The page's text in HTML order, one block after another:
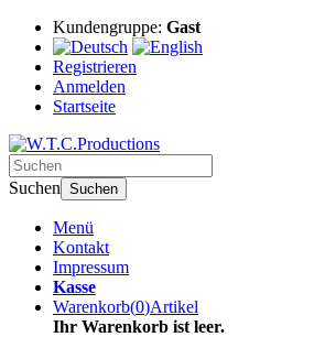
Kundengruppe: Gast
Registrieren
Anmelden
Startseite
Suchen Suchen
Menü
Kontakt
Impressum
Kasse
Warenkorb(0)Artikel
Ihr Warenkorb ist leer.